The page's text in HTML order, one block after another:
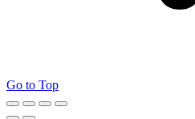
Go to Top